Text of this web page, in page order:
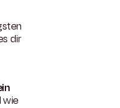
dir
wie